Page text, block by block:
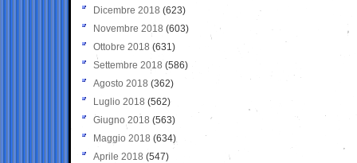
Dicembre 2018 (623)
Novembre 2018 (603)
Ottobre 2018 (631)
Settembre 2018 (586)
Agosto 2018 (362)
Luglio 2018 (562)
Giugno 2018 (563)
Maggio 2018 (634)
Aprile 2018 (547)